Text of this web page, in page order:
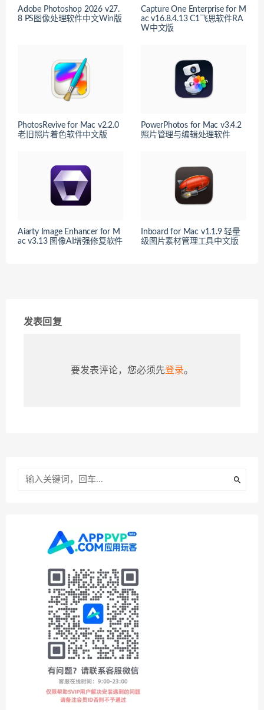
Adobe Photoshop 2026 v27.
8 PS图像处理软件中文Win版
Capture One Enterprise for M
ac v16.8.4.13 C1飞思软件RA
W中文版
PhotosRevive for Mac v2.2.0
老旧照片着色软件中文版
PowerPhotos for Mac v3.4.2
照片管理与编辑处理软件
Aiarty Image Enhancer for M
ac v3.13 图像AI增强修复软件
Inboard for Mac v1.1.9 轻量
级图片素材管理工具中文版
发表回复
要发表评论，您必须先登录。